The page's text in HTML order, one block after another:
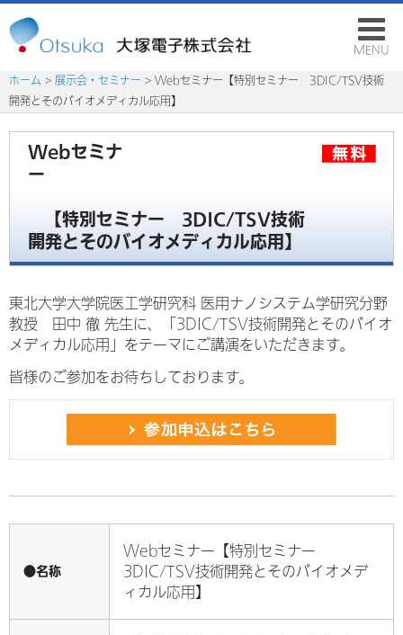
MENU
ホーム > 展示会・セミナー > Webセミナー【特別セミナー 3DIC/TSV技術
開発とそのバイオメディカル応用】
Webセミナ
ー
【特別セミナー 3DIC/TSV技術
開発とそのバイオメディカル応用】
東北大学大学院医工学研究科 医用ナノシステム学研究分野
教授 田中 徹 先生に、「3DIC/TSV技術開発とそのバイオ
メディカル応用」をテーマにご講演をいただきます。
皆様のご参加をお待ちしております。
●名称
Webセミナー【特別セミナー
3DIC/TSV技術開発とそのバイオメデ
ィカル応用】